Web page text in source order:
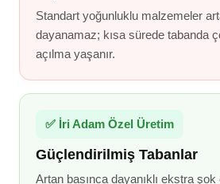
Standart yoğunluklu malzemeler
dayanamaz; kısa sürede tabanda
açılma yaşanır.
✅ İri Adam Özel Üretim
Güçlendirilmiş Tabanlar
Artan basınca dayanıklı ekstra